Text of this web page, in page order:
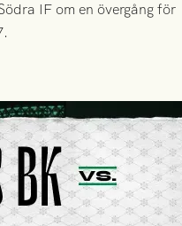
IF om en övergång för